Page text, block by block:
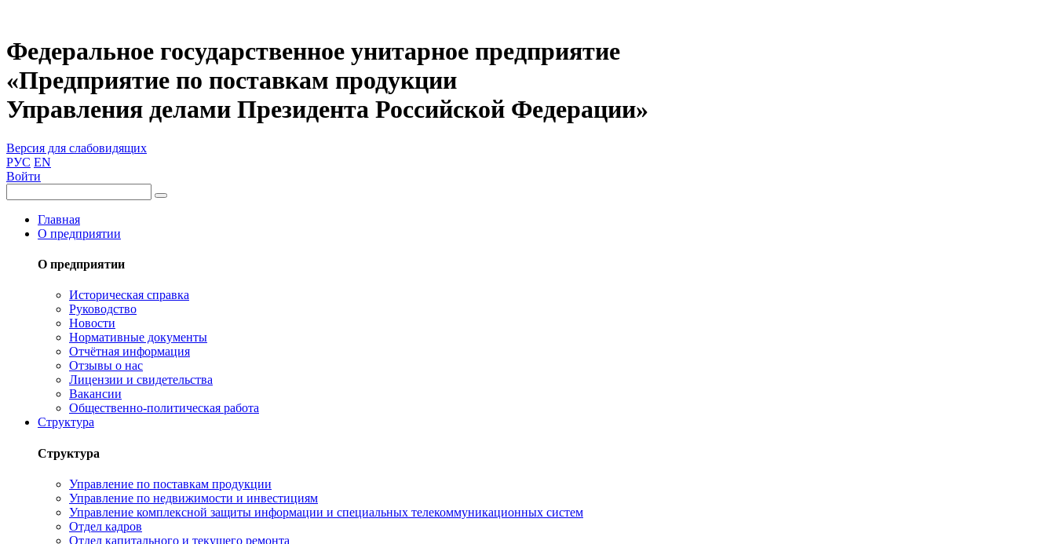
Федеральное государственное унитарное предприятие
«Предприятие по поставкам продукции
Управления делами Президента Российской Федерации»
Версия для слабовидящих
РУС EN
Войти
Главная
О предприятии
О предприятии
Историческая справка
Руководство
Новости
Нормативные документы
Отчётная информация
Отзывы о нас
Лицензии и свидетельства
Вакансии
Общественно-политическая работа
Структура
Структура
Управление по поставкам продукции
Управление по недвижимости и инвестициям
Управление комплексной защиты информации и специальных телекоммуникационных систем
Отдел кадров
Отдел капитального и текущего ремонта